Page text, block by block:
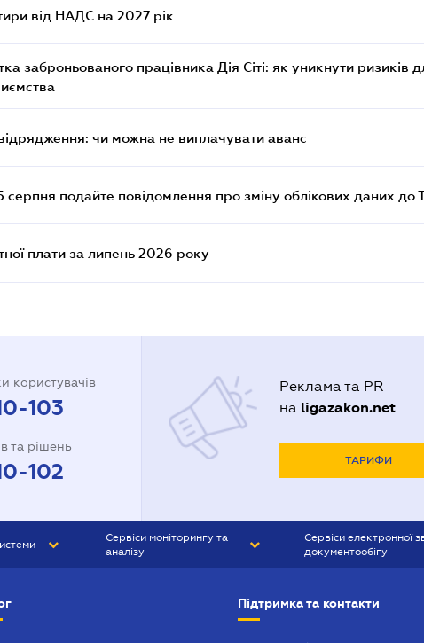
від НАДС на 2027 рік
заброньованого працівника Дія Сіті: як уникнути ризиків
чи можна не виплачувати аванс
серпня подайте повідомлення про зміну облікових даних до
плати за липень 2026 року
користувачів
103
та рішень
102
Реклама та PR
на ligazakon.net
ТАРИФИ
Сервіси моніторингу та
аналізу
Сервіси електронної
документообігу
Підтримка та контакти